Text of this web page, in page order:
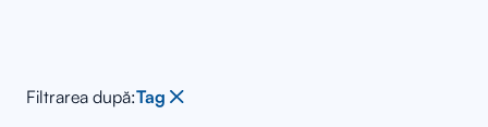
Portfoliu Produse
Filtrarea după:Tag